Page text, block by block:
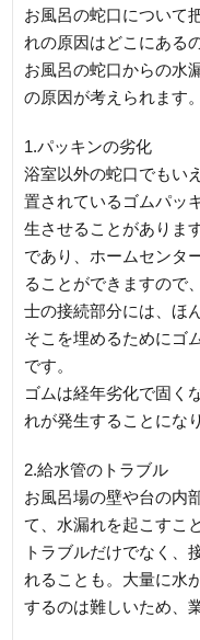
お風呂の蛇口について
れの原因はどこにある
お風呂の蛇口からの水
の原因が考えられます。
1.パッキンの劣化
浴室以外の蛇口でもい
置されているゴムパッ
生させることがありま
であり、ホームセンタ
ることができますので
士の接続部分には、ほ
そこを埋めるためにゴ
です。
ゴムは経年劣化で固く
れが発生することにな
2.給水管のトラブル
お風呂場の壁や台の内
て、水漏れを起こすこ
トラブルだけでなく、
れることも。大量に水
するのは難しいため、